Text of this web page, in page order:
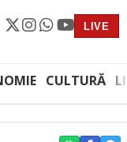
LIVE
CULTURĂ